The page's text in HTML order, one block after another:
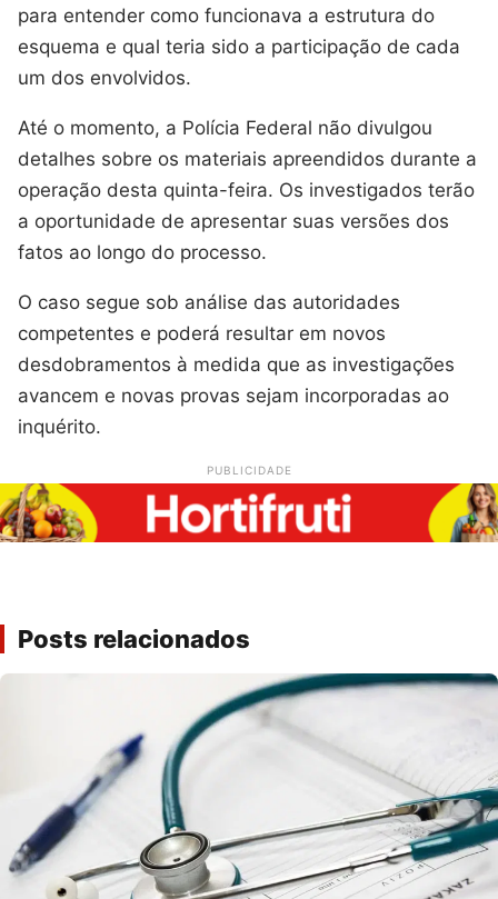
para entender como funcionava a estrutura do
esquema e qual teria sido a participação de cada
um dos envolvidos.
Até o momento, a Polícia Federal não divulgou
detalhes sobre os materiais apreendidos durante a
operação desta quinta-feira. Os investigados terão
a oportunidade de apresentar suas versões dos
fatos ao longo do processo.
O caso segue sob análise das autoridades
competentes e poderá resultar em novos
desdobramentos à medida que as investigações
avancem e novas provas sejam incorporadas ao
inquérito.
PUBLICIDADE
Posts relacionados